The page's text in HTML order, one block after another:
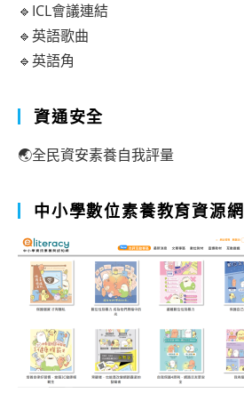
🔹ICL會議連結
🔹英語歌曲
🔹英語角
資通安全
🌏全民資安素養自我評量
中小學數位素養教育資源網